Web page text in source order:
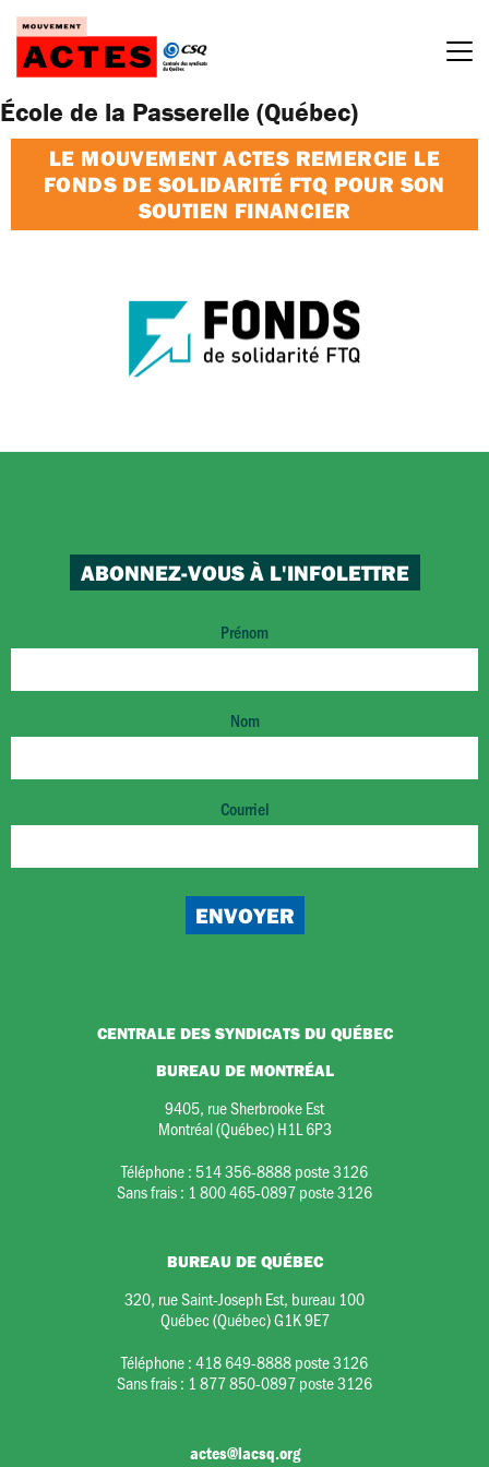
Passer
contenu
École de la Passerelle (Québec)
LE MOUVEMENT ACTES REMERCIE LE
FONDS DE SOLIDARITÉ FTQ POUR SON
SOUTIEN FINANCIER
ABONNEZ-VOUS À L'INFOLETTRE
Prénom
Nom
Courriel
CENTRALE DES SYNDICATS DU QUÉBEC
BUREAU DE MONTRÉAL
9405, rue Sherbrooke Est
Montréal (Québec) H1L 6P3
Téléphone : 514 356-8888 poste 3126
Sans frais : 1 800 465-0897 poste 3126
BUREAU DE QUÉBEC
320, rue Saint-Joseph Est, bureau 100
Québec (Québec) G1K 9E7
Téléphone :418 649-8888 poste 3126
Sans frais : 1 877 850-0897 poste 3126
actes@lacsq.org